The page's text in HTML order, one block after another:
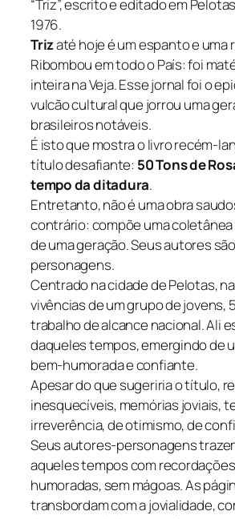
“Triz”, escrito e editado em
1976.
Trizaté hoje é um espanto e uma
Ribombou em todo o País: foi
inteira naVeja. Esse jornal foi o
vulcão cultural que jorrou uma
brasileiros notáveis.
É isto que mostra o livro recém-
título desafiante: 50 Tons de
tempo da ditadura.
Entretanto, não é uma obra
contrário: compõe uma
de uma geração. Seus autores
personagens.
Centrado na cidade de Pelotas,
vivências de um grupo de jovens,
trabalho de alcance nacional. Ali
daqueles tempos, emergindo de
bem-humorada e confiante.
Apesar do que sugeriria o título,
inesquecíveis, memórias joviais,
irreverência, de otimismo, de
Seus autores-personagens
aqueles tempos com
humoradas, sem mágoas. As
transbordam com a jovialidade,